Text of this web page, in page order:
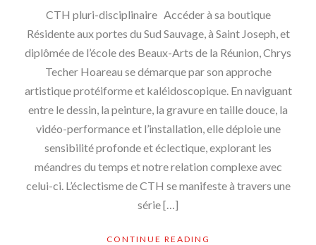
CTH pluri-disciplinaire Accéder à sa boutique
Résidente aux portes du Sud Sauvage, à Saint Joseph, et
diplômée de l’école des Beaux-Arts de la Réunion, Chrys
Techer Hoareau se démarque par son approche
artistique protéiforme et kaléidoscopique. En naviguant
entre le dessin, la peinture, la gravure en taille douce, la
vidéo-performance et l’installation, elle déploie une
sensibilité profonde et éclectique, explorant les
méandres du temps et notre relation complexe avec
celui-ci. L’éclectisme de CTH se manifeste à travers une
série […]
CONTINUE READING